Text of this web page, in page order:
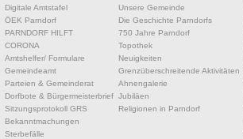
Digitale Amtstafel
ÖEK Parndorf
PARNDORF HILFT
CORONA
Amtshelfer/ Formulare
Gemeindeamt
Parteien & Gemeinderat
Dorfbote & Bürgermeisterbrief
Sitzungsprotokoll GRS
Bekanntmachungen
Sterbefälle
Unsere Gemeinde
Die Geschichte Parndorfs
750 Jahre Parndorf
Topothek
Neuigkeiten
Grenzüberschreitende Aktivitäten
Ahnengalerie
Jubiläen
Religionen in Parndorf